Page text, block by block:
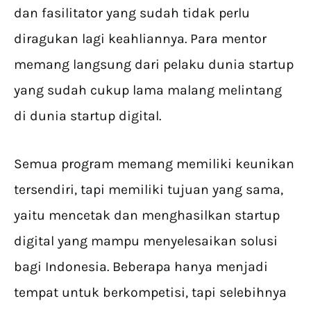
dan fasilitator yang sudah tidak perlu
diragukan lagi keahliannya. Para mentor
memang langsung dari pelaku dunia startup
yang sudah cukup lama malang melintang
di dunia startup digital.
Semua program memang memiliki keunikan
tersendiri, tapi memiliki tujuan yang sama,
yaitu mencetak dan menghasilkan startup
digital yang mampu menyelesaikan solusi
bagi Indonesia. Beberapa hanya menjadi
tempat untuk berkompetisi, tapi selebihnya